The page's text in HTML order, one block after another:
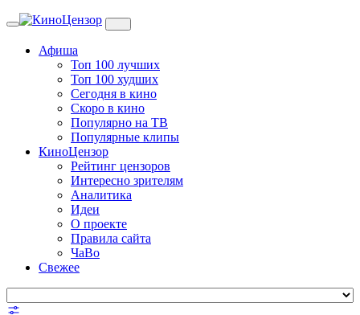
Toggle
Афиша
Топ 100 лучших
Топ 100 худших
Сегодня в кино
Скоро в кино
Популярно на ТВ
Популярные клипы
КиноЦензор
Рейтинг цензоров
Интересно зрителям
Аналитика
Идеи
О проекте
Правила сайта
ЧаВо
Свежее